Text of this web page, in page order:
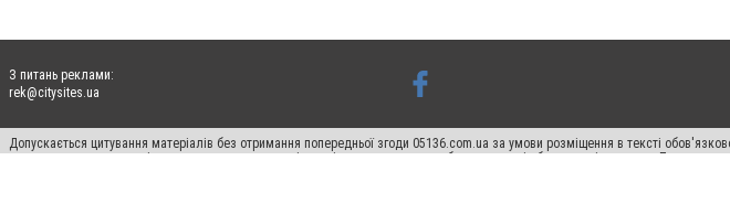
З питань реклами:
rek@citysites.ua
Допускається цитування матеріалів без отримання попередньої згоди 05136.com.ua за умови розміщення в тексті
для пошукових систем гіперпосилання на цитовані статті не нижче другого абзацу в тексті або в якості джерела.